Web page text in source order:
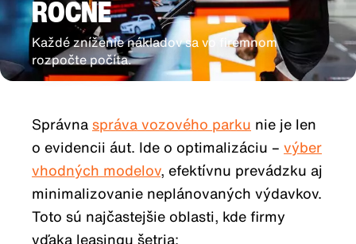
ROČNE
Každé zníženie nákladov sa vo firemnom
rozpočte počíta.
Správnaspráva vozového parku nie je len
o evidencii áut. Ide o optimalizáciu – výber
vhodných modelov, efektívnu prevádzku aj
minimalizovanie neplánovaných výdavkov.
Toto sú najčastejšie oblasti, kde firmy
vďaka leasingu šetria: